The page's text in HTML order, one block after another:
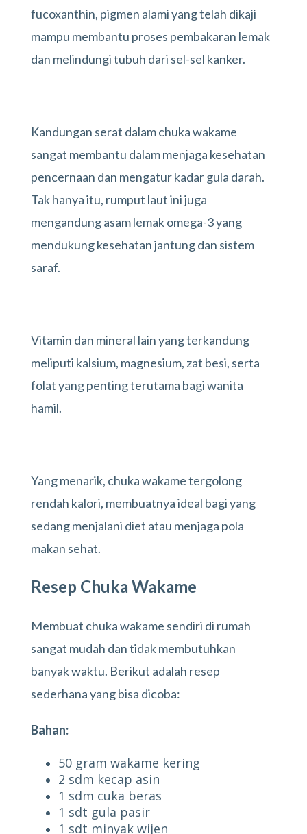
fucoxanthin, pigmen alami yang telah dikaji
mampu membantu proses pembakaran lemak
dan melindungi tubuh dari sel-sel kanker.
Kandungan serat dalam chuka wakame
sangat membantu dalam menjaga kesehatan
pencernaan dan mengatur kadar gula darah.
Tak hanya itu, rumput laut ini juga
mengandung asam lemak omega-3 yang
mendukung kesehatan jantung dan sistem
saraf.
Vitamin dan mineral lain yang terkandung
meliputi kalsium, magnesium, zat besi, serta
folat yang penting terutama bagi wanita
hamil.
Yang menarik, chuka wakame tergolong
rendah kalori, membuatnya ideal bagi yang
sedang menjalani diet atau menjaga pola
makan sehat.
Resep Chuka Wakame
Membuat chuka wakame sendiri di rumah
sangat mudah dan tidak membutuhkan
banyak waktu. Berikut adalah resep
sederhana yang bisa dicoba:
Bahan:
50 gram wakame kering
2 sdm kecap asin
1 sdm cuka beras
1 sdt gula pasir
1 sdt minyak wijen